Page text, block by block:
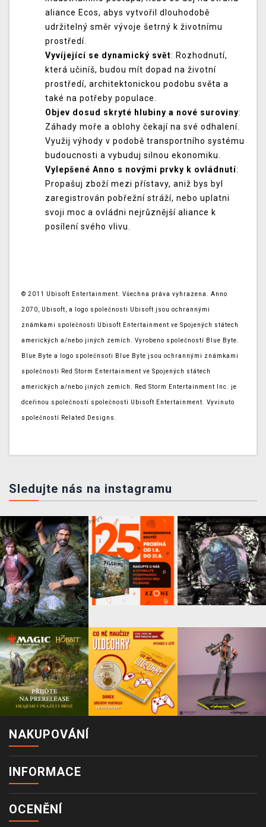
aliance Ecos, abys vytvořil dlouhodobě
udržitelný směr vývoje šetrný k životnímu
prostředí.
Vyvíjející se dynamický svět: Rozhodnutí,
která učiníš, budou mít dopad na životní
prostředí, architektonickou podobu světa a
také na potřeby populace.
Objev dosud skryté hlubiny a nové suroviny:
Záhady moře a oblohy čekají na své odhalení.
Využij výhody v podobě transportního systému
budoucnosti a vybuduj silnou ekonomiku.
Vylepšené Anno s novými prvky k ovládnutí:
Propašuj zboží mezi přístavy, aniž bys byl
zaregistrován pobřežní stráží, nebo uplatni
svoji moc a ovládni nejrůznější aliance k
posílení svého vlivu.
© 2011 Ubisoft Entertainment. Všechna práva vyhrazena. Anno
2070, Ubisoft, a logo společnosti Ubisoft jsou ochrannými
známkami společnosti Ubisoft Entertainment ve Spojených státech
amerických a/nebo jiných zemích. Vyrobeno společností Blue Byte.
Blue Byte a logo společnsoti Blue Byte jsou ochrannými známkami
společnosti Red Storm Entertainment ve Spojených státech
amerických a/nebo jiných zemích. Red Storm Entertainment Inc. je
dceřinou společností společnosti Ubisoft Entertainment. Vyvinuto
společností Related Designs.
Sledujte nás na instagramu
NAKUPOVÁNÍ
INFORMACE
OCENĚNÍ